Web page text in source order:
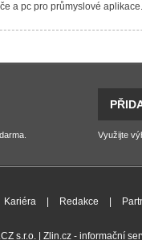
a pc pro průmyslové
Využijte
Kariéra Redakce
s.r.o. | Zlin.cz - informační